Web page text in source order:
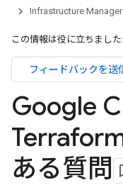
Infrastructure Manager
この情報は役に立ちました
フィードバックを送
Google
ある質問